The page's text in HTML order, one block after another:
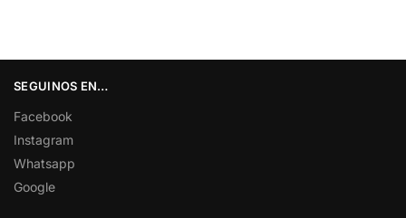
SEGUINOS EN…
Facebook
Instagram
Whatsapp
Google